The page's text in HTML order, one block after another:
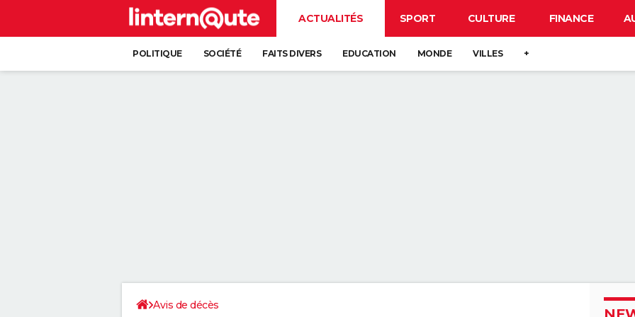
ACTUALITÉS SPORT CULTURE FINANCE
POLITIQUE SOCIÉTÉ FAITS DIVERS EDUCATION MONDE VILLES +
Avis de décès